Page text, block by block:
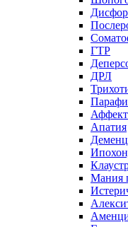
ГТР
ДРЛ
Апатия
Мания